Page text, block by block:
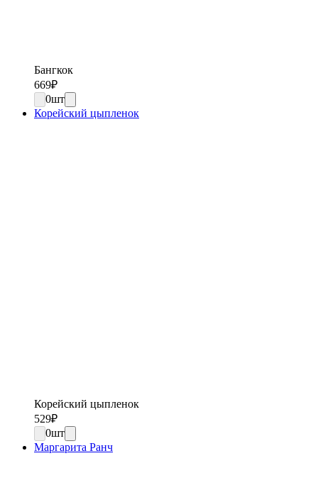
Бангкок
669₽
0шт
Корейский цыпленок
Корейский цыпленок
529₽
0шт
Маргарита Ранч